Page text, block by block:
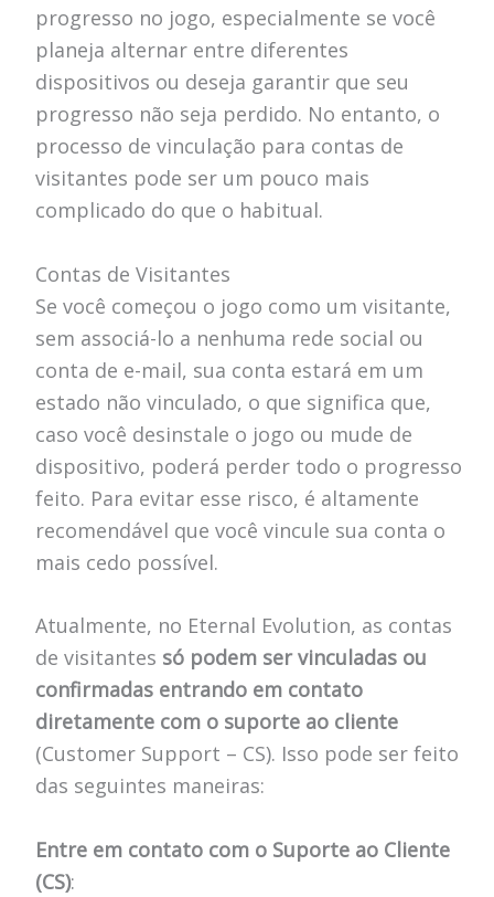
progresso no jogo, especialmente se você
planeja alternar entre diferentes
dispositivos ou deseja garantir que seu
progresso não seja perdido. No entanto, o
processo de vinculação para contas de
visitantes pode ser um pouco mais
complicado do que o habitual.
Contas de Visitantes
Se você começou o jogo como um visitante,
sem associá-lo a nenhuma rede social ou
conta de e-mail, sua conta estará em um
estado não vinculado, o que significa que,
caso você desinstale o jogo ou mude de
dispositivo, poderá perder todo o progresso
feito. Para evitar esse risco, é altamente
recomendável que você vincule sua conta o
mais cedo possível.
Atualmente, no Eternal Evolution, as contas
de visitantes só podem ser vinculadas ou
confirmadas entrando em contato
diretamente com o suporte ao cliente
(Customer Support – CS). Isso pode ser feito
das seguintes maneiras:
Entre em contato com o Suporte ao Cliente
(CS):